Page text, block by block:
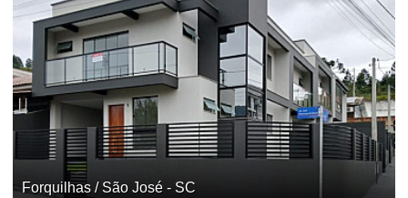
Forquilhas / São José - SC